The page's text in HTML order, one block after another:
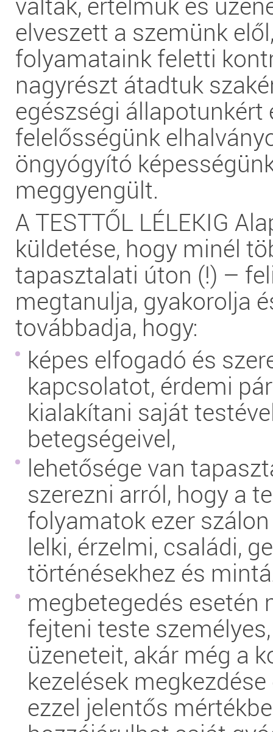
elveszett a szemünk
folyamataink feletti
nagyrészt átadtuk
egészségi állapotunkért
felelősségünk
öngyógyító
meggyengült.
A TESTTŐL LÉLEKIG
küldetése, hogy minél
tapasztalati úton (!) –
megtanulja, gyakorolja
továbbadja, hogy:
képes elfogadó és
kapcsolatot, érdemi
kialakítani saját
betegségeivel,
lehetősége van
szerezni arról, hogy a
folyamatok ezer
lelki, érzelmi, családi,
történésekhez és
megbetegedés esetén
fejteni teste
üzeneteit, akár még a
kezelések
ezzel jelentős